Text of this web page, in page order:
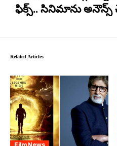
ఫిక్స్.. సినిమాను అనౌన్స్
Related Articles